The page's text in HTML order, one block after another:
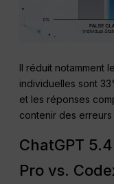
Il réduit notamment
individuelles sont
et les réponses
contenir des
ChatGPT
Pro vs.